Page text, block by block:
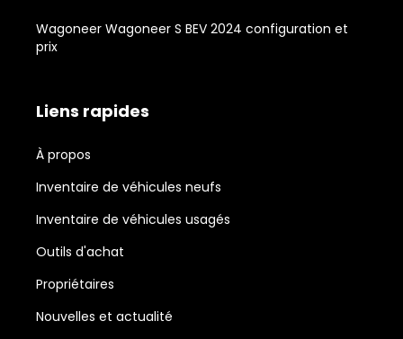
Wagoneer Wagoneer S BEV 2024 configuration et
prix
Liens rapides
À propos
Inventaire de véhicules neufs
Inventaire de véhicules usagés
Outils d'achat
Propriétaires
Nouvelles et actualité